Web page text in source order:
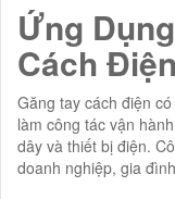
Ứng
Cách
Găng tay cách điện
làm công tác vận
dây và thiết bị điện.
doanh nghiệp, gia